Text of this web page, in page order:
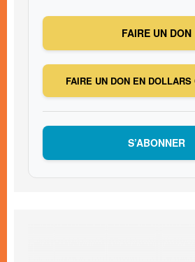
FAIRE UN DON
FAIRE UN DON EN
S’ABONNER